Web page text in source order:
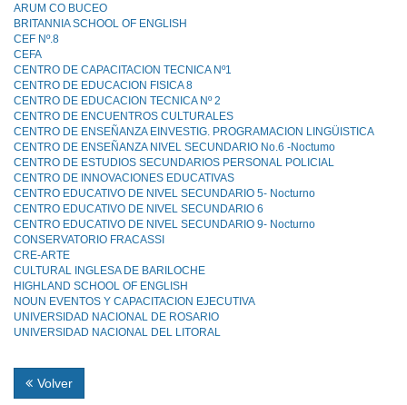
ARUM CO BUCEO
BRITANNIA SCHOOL OF ENGLISH
CEF Nº.8
CEFA
CENTRO DE CAPACITACION TECNICA Nº1
CENTRO DE EDUCACION FISICA 8
CENTRO DE EDUCACION TECNICA Nº 2
CENTRO DE ENCUENTROS CULTURALES
CENTRO DE ENSEÑANZA EINVESTIG. PROGRAMACION LINGÜISTICA
CENTRO DE ENSEÑANZA NIVEL SECUNDARIO No.6 -Noctumo
CENTRO DE ESTUDIOS SECUNDARIOS PERSONAL POLICIAL
CENTRO DE INNOVACIONES EDUCATIVAS
CENTRO EDUCATIVO DE NIVEL SECUNDARIO 5- Nocturno
CENTRO EDUCATIVO DE NIVEL SECUNDARIO 6
CENTRO EDUCATIVO DE NIVEL SECUNDARIO 9- Nocturno
CONSERVATORIO FRACASSI
CRE-ARTE
CULTURAL INGLESA DE BARILOCHE
HIGHLAND SCHOOL OF ENGLISH
NOUN EVENTOS Y CAPACITACION EJECUTIVA
UNIVERSIDAD NACIONAL DE ROSARIO
UNIVERSIDAD NACIONAL DEL LITORAL
Volver